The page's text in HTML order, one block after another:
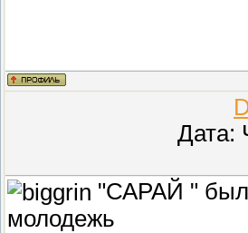
Дата:
"САРАЙ " был
молодежь